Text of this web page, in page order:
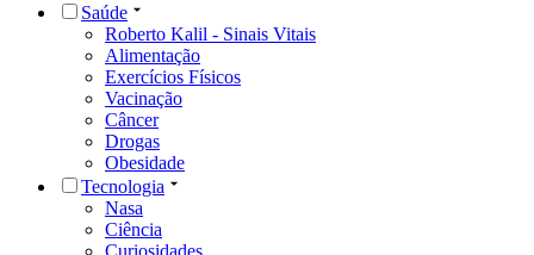
Saúde
Roberto Kalil - Sinais Vitais
Alimentação
Exercícios Físicos
Vacinação
Câncer
Drogas
Obesidade
Tecnologia
Nasa
Ciência
Curiosidades